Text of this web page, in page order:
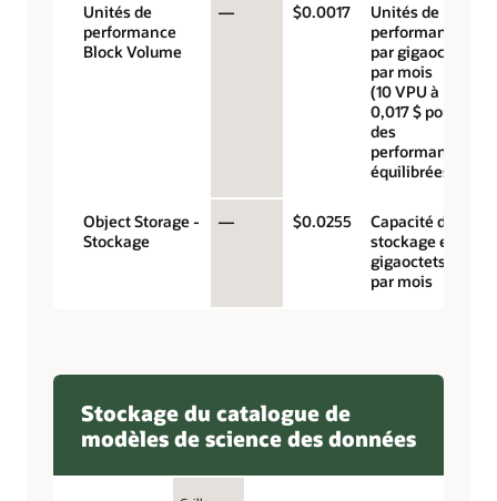
Unités de
performance
Block Volume
— $0.0017
Unités de
performance
par gigaoctet
par mois
(10 VPU à
0,017 $ pour
des
performances
équilibrées)
Object Storage -
Stockage
— $0.0255
Capacité de
stockage en
gigaoctets
par mois
Stockage du catalogue de
modèles de science des données